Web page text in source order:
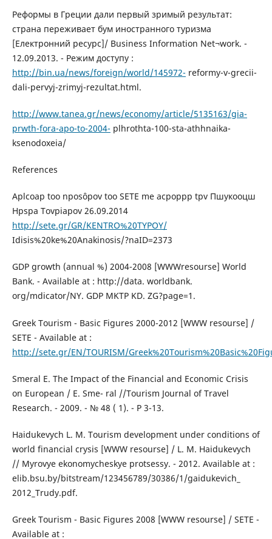
Реформы в Греции дали первый зримый результат:
страна переживает бум иностранного туризма
[Електронний ресурс]/ Business Information Net¬work. -
12.09.2013. - Режим доступу :
http://bin.ua/news/foreign/world/145972- reformy-v-grecii-
dali-pervyj-zrimyj-rezultat.html.
http://www.tanea.gr/news/economy/article/5135163/gia-
prwth-fora-apo-to-2004- plhrothta-100-sta-athhnaika-
ksenodoxeia/
References
Aplcoap too nposôpov too SETE me acpoppp tpv Пшукооцш
Hpspa Tovpiapov 26.09.2014
http://sete.gr/GR/KENTRO%20TYPOY/
Idisis%20ke%20Anakinosis/?naID=2373
GDP growth (annual %) 2004-2008 [WWWresourse] World
Bank. - Available at : http://data. worldbank.
org/mdicator/NY. GDP MKTP KD. ZG?page=1.
Greek Tourism - Basic Figures 2000-2012 [WWW resourse] /
SETE - Available at :
http://sete.gr/EN/TOURISM/
Smeral E. The Impact of the Financial and Economic Crisis
on European / Е. Sme- ral //Tourism Journal of Travel
Research. - 2009. - № 48 ( 1). - Р 3-13.
Haidukevych L. M. Tourism development under conditions of
world financial crysis [WWW resourse] / L. M. Haidukevych
// Myrovye ekonomycheskye protsessy. - 2012. Available at :
elib.bsu.by/bitstream/123456789/30386/1/gaidukevich_
2012_Trudy.pdf.
Greek Tourism - Basic Figures 2008 [WWW resourse] / SETE -
Available at :